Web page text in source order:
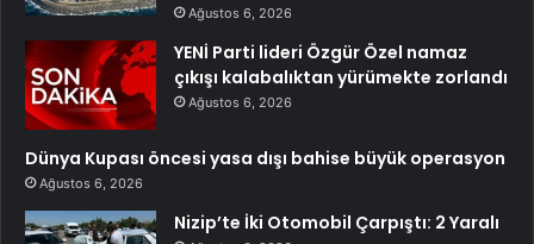
Ağustos 6, 2026
YENİ Parti lideri Özgür Özel namaz
çıkışı kalabalıktan yürümekte zorlandı
Ağustos 6, 2026
Dünya Kupası öncesi yasa dışı bahise büyük operasyon
Ağustos 6, 2026
Nizip’te İki Otomobil Çarpıştı: 2 Yaralı